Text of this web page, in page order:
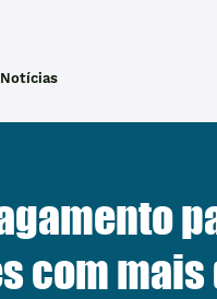
Notícias
com mais